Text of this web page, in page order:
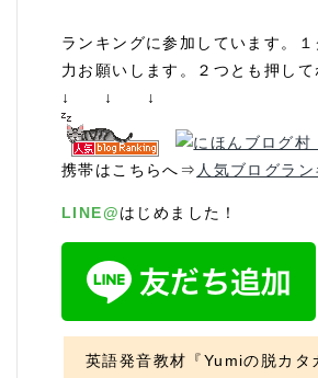
ランキングに参加しています。
力お願いします。２つとも押して
↓ ↓ ↓
携帯はこちらへ⇒ 人気ブログラ
LINE@はじめました！
英語発音教材『Yumiの脱カタ